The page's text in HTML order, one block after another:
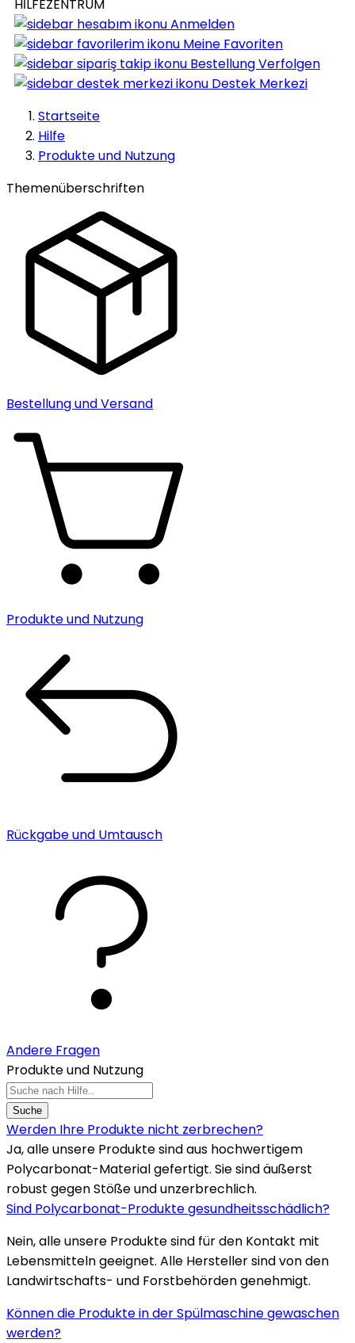
HİLFEZENTRUM
Anmelden
Meine Favoriten
Bestellung Verfolgen
Destek Merkezi
Startseite
Hilfe
Produkte und Nutzung
Themenüberschriften
Bestellung und Versand
Produkte und Nutzung
Rückgabe und Umtausch
Andere Fragen
Produkte und Nutzung
Suche
Werden Ihre Produkte nicht zerbrechen?
Ja, alle unsere Produkte sind aus hochwertigem
Polycarbonat-Material gefertigt. Sie sind äußerst
robust gegen Stöße und unzerbrechlich.
Sind Polycarbonat-Produkte gesundheitsschädlich?
Nein, alle unsere Produkte sind für den Kontakt mit
Lebensmitteln geeignet. Alle Hersteller sind von den
Landwirtschafts- und Forstbehörden genehmigt.
Können die Produkte in der Spülmaschine gewaschen
werden?